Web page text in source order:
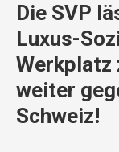
Die SVP
Luxus-
Werkplatz
weiter
Schweiz!